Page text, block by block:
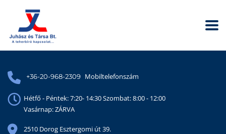
+36-20-968-2309 Mobiltelefonszám
Hétfő - Péntek: 7:20- 14:30 Szombat: 8:00 - 12:00
Vasárnap: ZÁRVA
2510 Dorog Esztergomi út 39.